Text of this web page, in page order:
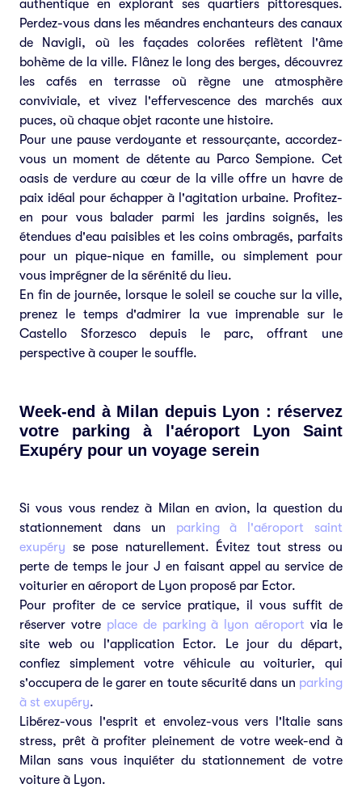
authentique en explorant ses quartiers pittoresques.
Perdez-vous dans les méandres enchanteurs des canaux
de Navigli, où les façades colorées reflètent l'âme
bohème de la ville. Flânez le long des berges, découvrez
les cafés en terrasse où règne une atmosphère
conviviale, et vivez l'effervescence des marchés aux
puces, où chaque objet raconte une histoire.
Pour une pause verdoyante et ressourçante, accordez-
vous un moment de détente au Parco Sempione. Cet
oasis de verdure au cœur de la ville offre un havre de
paix idéal pour échapper à l'agitation urbaine. Profitez-
en pour vous balader parmi les jardins soignés, les
étendues d'eau paisibles et les coins ombragés, parfaits
pour un pique-nique en famille, ou simplement pour
vous imprégner de la sérénité du lieu.
En fin de journée, lorsque le soleil se couche sur la ville,
prenez le temps d'admirer la vue imprenable sur le
Castello Sforzesco depuis le parc, offrant une
perspective à couper le souffle.
Week-end à Milan depuis Lyon : réservez
votre parking à l'aéroport Lyon Saint
Exupéry pour un voyage serein
Si vous vous rendez à Milan en avion, la question du
stationnement dans un parking à l'aéroport saint
exupéry se pose naturellement. Évitez tout stress ou
perte de temps le jour J en faisant appel au service de
voiturier en aéroport de Lyon proposé par Ector.
Pour profiter de ce service pratique, il vous suffit de
réserver votre place de parking à lyon aéroport via le
site web ou l'application Ector. Le jour du départ,
confiez simplement votre véhicule au voiturier, qui
s'occupera de le garer en toute sécurité dans un parking
à st exupéry.
Libérez-vous l'esprit et envolez-vous vers l'Italie sans
stress, prêt à profiter pleinement de votre week-end à
Milan sans vous inquiéter du stationnement de votre
voiture à Lyon.